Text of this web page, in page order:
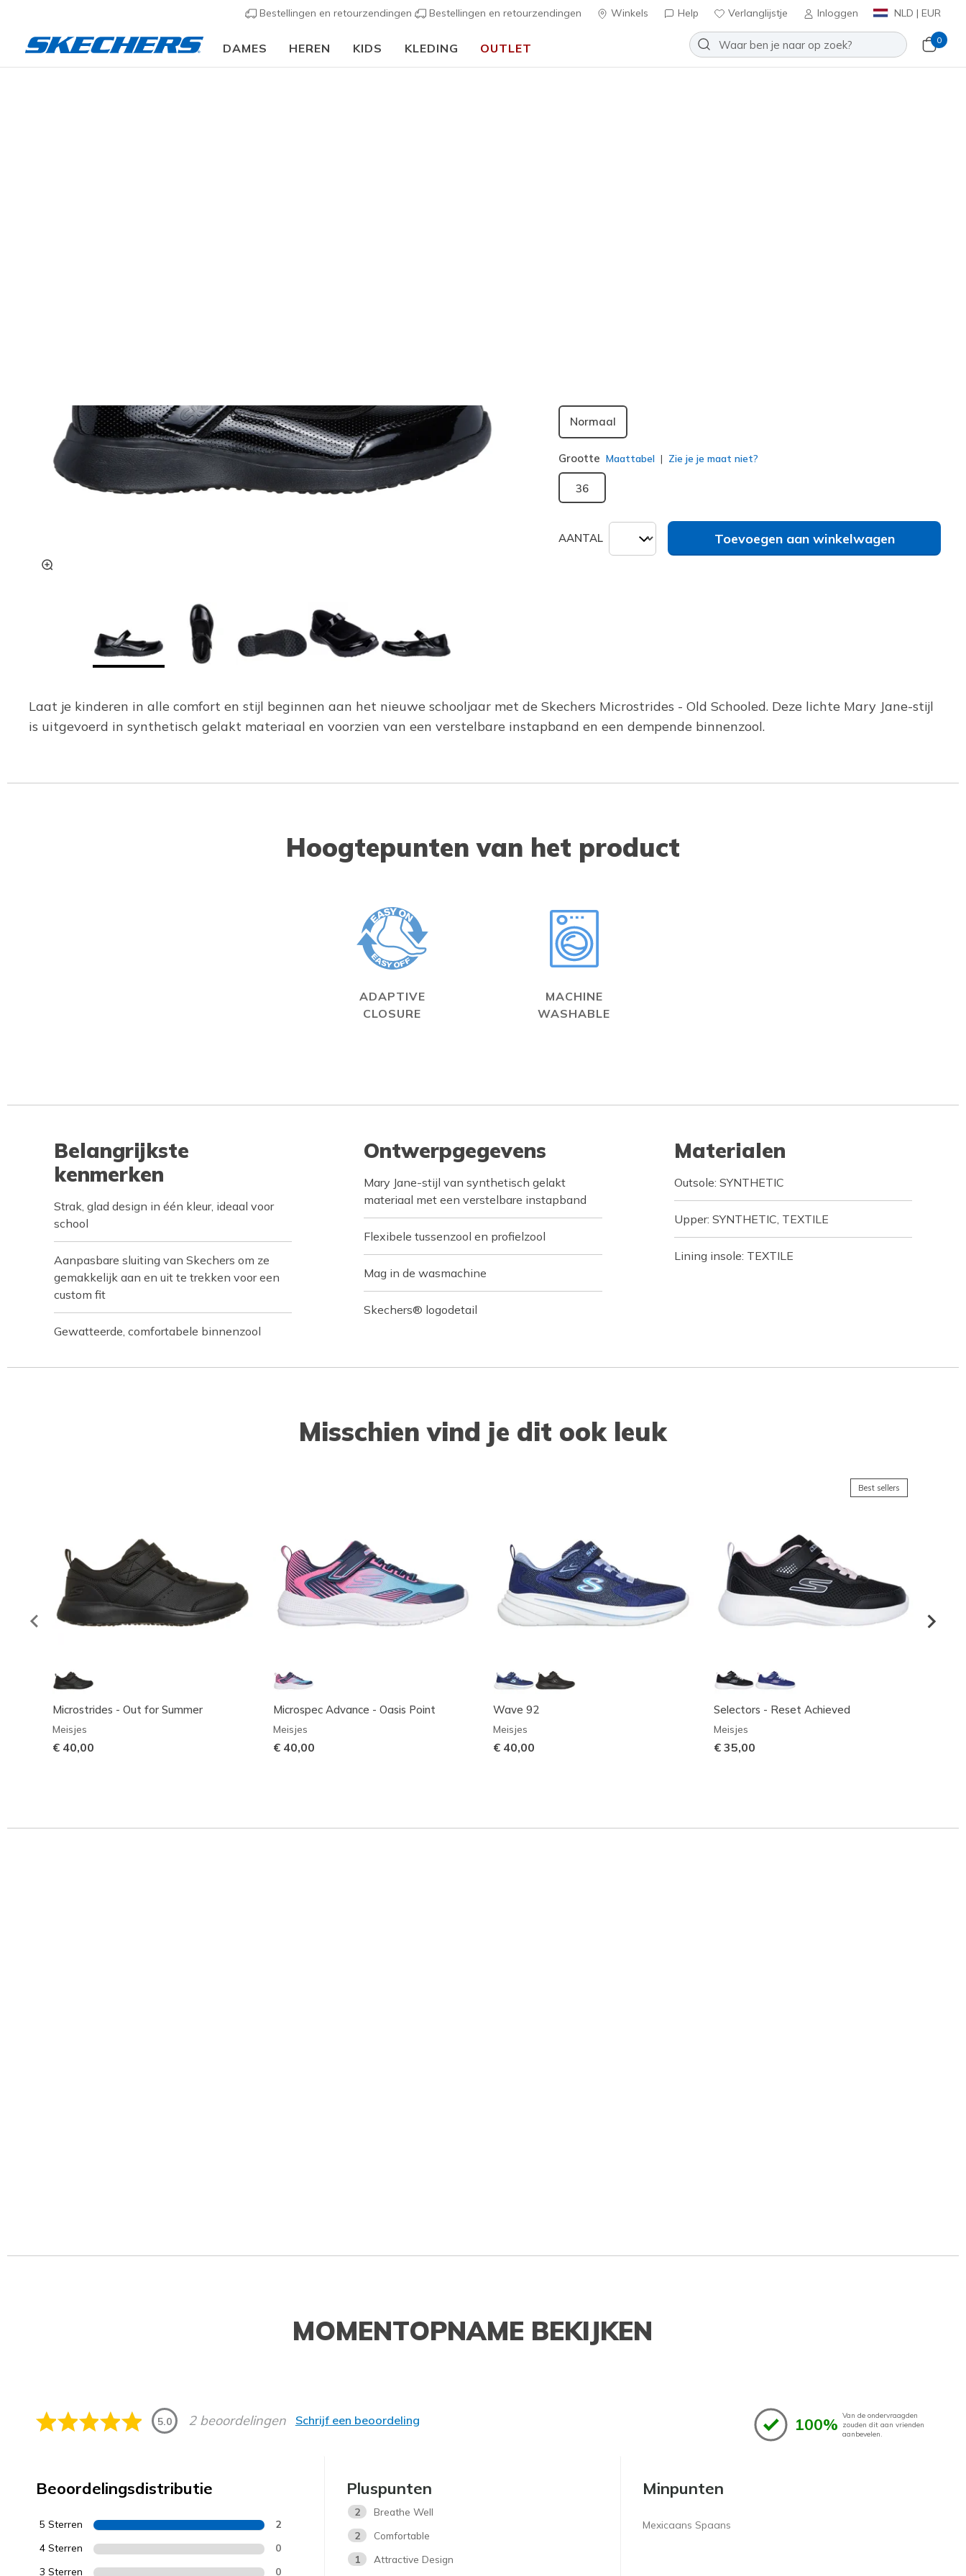
Bestellingen en retourzendingen Bestellingen en retourzendingen Winkels Help Verlanglijstje Inloggen NLD | EUR
DAMES HEREN KIDS KLEDING OUTLET
0
Normaal
Grootte Maattabel Zie je je maat niet?
36
AANTAL Toevoegen aan winkelwagen
Laat je kinderen in alle comfort en stijl beginnen aan het nieuwe schooljaar met de Skechers Microstrides - Old Schooled. Deze lichte Mary Jane-stijl
is uitgevoerd in synthetisch gelakt materiaal en voorzien van een verstelbare instapband en een dempende binnenzool.
Hoogtepunten van het product
ADAPTIVE
CLOSURE
MACHINE
WASHABLE
Belangrijkste
kenmerken
Strak, glad design in één kleur, ideaal voor
school
Aanpasbare sluiting van Skechers om ze
gemakkelijk aan en uit te trekken voor een
custom fit
Gewatteerde, comfortabele binnenzool
Ontwerpgegevens
Mary Jane-stijl van synthetisch gelakt
materiaal met een verstelbare instapband
Flexibele tussenzool en profielzool
Mag in de wasmachine
Skechers® logodetail
Materialen
Outsole: SYNTHETIC
Upper: SYNTHETIC, TEXTILE
Lining insole: TEXTILE
Misschien vind je dit ook leuk
Microstrides - Out for Summer
Meisjes
€ 40,00
Microspec Advance - Oasis Point
Meisjes
€ 40,00
Wave 92
Meisjes
€ 40,00
Best sellers
Selectors - Reset Achieved
Meisjes
€ 35,00
MOMENTOPNAME BEKIJKEN
5.0 2 beoordelingen Schrijf een beoordeling 100% Van de ondervraagden
zouden dit aan vrienden
aanbevelen.
Beoordelingsdistributie
5 Sterren 2
4 Sterren 0
3 Sterren 0
Pluspunten
2
Breathe Well
2
Comfortable
1
Attractive Design
Minpunten
Mexicaans Spaans